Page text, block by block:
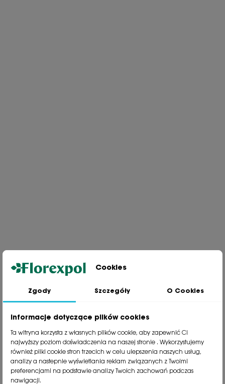
Jesteśmy wiodącą firmą wysyłkową roślin na terenie Polski. Od ponad
30 lat dzielimy się z naszymi Klientami naszą pasją, doświadczeniem i
81 533 23 05
phone81 533 30 50
phone 81 533 82 20
Polecane kategorie
Cookies
Zgody Szczegóły O Cookies
Informacje dotyczące plików cookies
Ta witryna korzysta z własnych plików cookie, aby zapewnić Ci
najwyższy poziom doświadczenia na naszej stronie . Wykorzystujemy
również pliki cookie stron trzecich w celu ulepszenia naszych usług,
analizy a nastepnie wyświetlania reklam związanych z Twoimi
preferencjami na podstawie analizy Twoich zachowań podczas
nawigacji.